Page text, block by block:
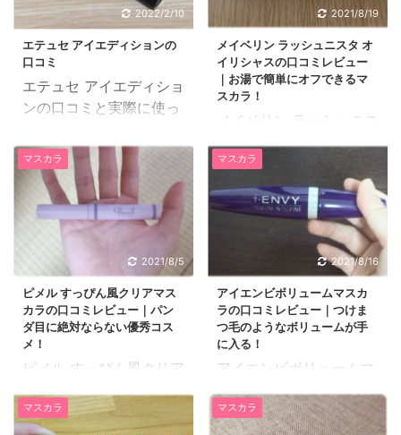
2022/2/10
エテュセ アイエディションの
口コミ
エテュセ アイエディショ
ンの口コミと実際に使っ
いと思います。 31歳、
自営業、普通肌 エテュセ
の化粧品は肌に優しい物
ばかりで敏感肌でも使え
る低刺激処方の物が多
く、肌荒れしやすい私に
もピッタリだと思い愛用
しています。 こちらのマ
スカラベースはリニュー
アル前のラッシュバージ
ョンアップ時代から愛用
アル後にも期待して購入
しました。 パッケージデ
2021/8/19
メイベリン ラッシュニスタ オ
イリシャスの口コミレビュー
｜お湯で簡単にオフできるマ
スカラ！
メイベリン ラッシュニス
タ オイリシャスは、マス
カラ史上初ココナッツオ
イルを配合するのに成功
したマスカラでお湯で簡
単にオフできてツヤ感の
あるまつげを演出してく
れます。 メイベリン ラ
ッシュニスタ オイリシャ
スの口コミレビューを紹
介します。 25歳の派遣
社員です。まつ毛が細い
ていたので、マスカラは
ここ数年使っていなかっ
マスカラ
2021/8/5
ピメル すっぴん風クリアマス
カラの口コミレビュー｜パン
ダ目に絶対ならない優秀コス
メ！
ピメル すっぴん風クリア
マスカラは、マスカラを
塗ってるような濃いメイ
マスカラ
2021/8/16
アイエンビボリュームマスカ
ラの口コミレビュー｜つけま
つ毛のようなボリュームが手
に入る！
アイエンビボリュームマ
スカラは、つけまつ毛の
ようなボリュームある目
マスカラ マスカラ